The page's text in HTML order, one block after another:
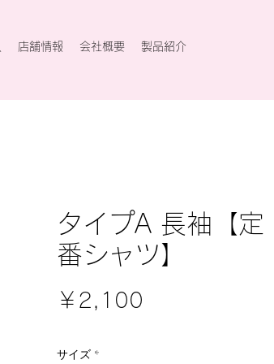
店舗情報 会社概要 製品紹介
タイプA 長袖【定
番シャツ】
￥2,100
サイズ *